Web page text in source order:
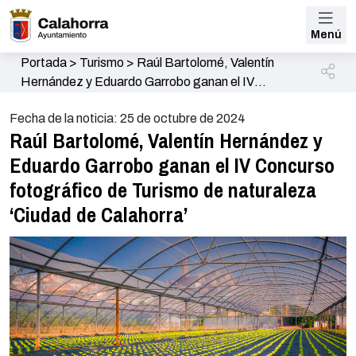
Menú
Portada> Turismo> Raúl Bartolomé, Valentín
Hernández y Eduardo Garrobo ganan el IV
‘Ciudad de Calahorra’
Fecha de la noticia: 25 de octubre de 2024
Raúl Bartolomé, Valentín Hernández y
Eduardo Garrobo ganan el IV Concurso
fotográfico de Turismo de naturaleza
‘Ciudad de Calahorra’